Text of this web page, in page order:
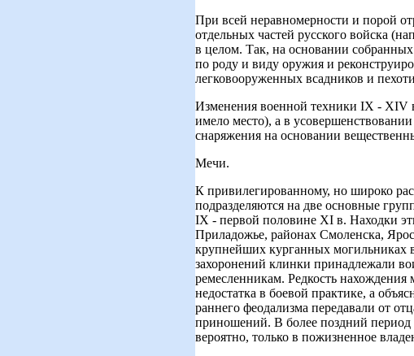
При всей неравномерности и порой
отдельных частей русского войска
в целом. Так, на основании
по роду и виду оружия и
легковооруженных всадников и
Изменения военной техники IX - XIV
имело место), а в
снаряжения на основании
Мечи.
К привилегированному, но широко
подразделяются на две основные
IX - первой половине XI в. Находки
Приладожье, районах Смоленска,
крупнейших курганных могильниках
захоронений клинки принадлежали
ремесленникам. Редкость
недостатка в боевой практике, а
раннего феодализма передавали от
приношений. В более поздний период
вероятно, только в пожизненное